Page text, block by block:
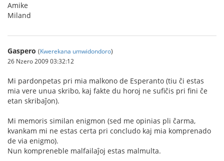
Amike
Miland
Gaspero (Kwerekana umwidondoro)
26 Nzero 2009 03:32:12
Mi pardonpetas pri mia malkono de Esperanto (tiu ĉi estas
mia vere unua skribo, kaj fakte du horoj ne sufiĉis pri fini ĉe
etan skribaĵon).
Mi memoris similan enigmon (sed me opinias pli ĉarma,
kvankam mi ne estas certa pri concludo kaj mia komprenado
de via enigmo).
Nun kompreneble malfailaĵoj estas malmulta.